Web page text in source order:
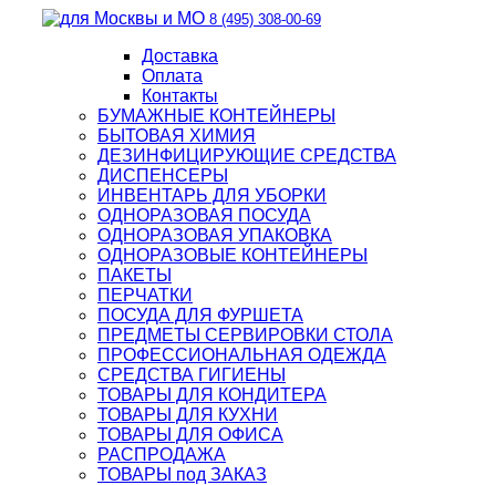
8 (495) 308-00-69
Доставка
Оплата
Контакты
БУМАЖНЫЕ КОНТЕЙНЕРЫ
БЫТОВАЯ ХИМИЯ
ДЕЗИНФИЦИРУЮЩИЕ СРЕДСТВА
ДИСПЕНСЕРЫ
ИНВЕНТАРЬ ДЛЯ УБОРКИ
ОДНОРАЗОВАЯ ПОСУДА
ОДНОРАЗОВАЯ УПАКОВКА
ОДНОРАЗОВЫЕ КОНТЕЙНЕРЫ
ПАКЕТЫ
ПЕРЧАТКИ
ПОСУДА ДЛЯ ФУРШЕТА
ПРЕДМЕТЫ СЕРВИРОВКИ СТОЛА
ПРОФЕССИОНАЛЬНАЯ ОДЕЖДА
СРЕДСТВА ГИГИЕНЫ
ТОВАРЫ ДЛЯ КОНДИТЕРА
ТОВАРЫ ДЛЯ КУХНИ
ТОВАРЫ ДЛЯ ОФИСА
РАСПРОДАЖА
ТОВАРЫ под ЗАКАЗ